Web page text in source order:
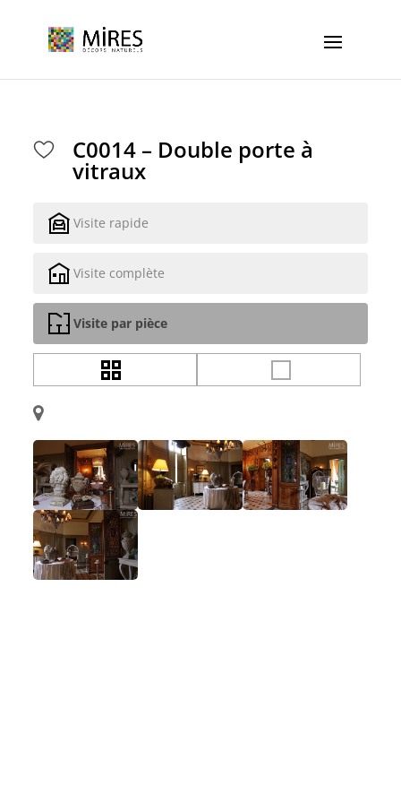
C0014 – Double porte à
vitraux
Visite rapide
Visite complète
Visite par pièce